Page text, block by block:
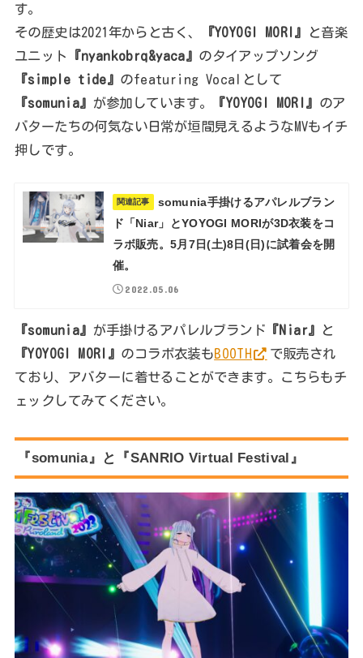
す。
その歴史は2021年からと古く、
『YOYOGI MORI』
と音楽
ユニット
『nyankobrq&yaca』 のタイアップソング
『simple tide』 のfeaturing Vocalとして
『somunia』 が参加しています。 『YOYOGI MORI』 のア
バターたちの何気ない日常が垣間見えるようなMVもイチ
押しです。
関連記事
somunia手掛けるアパレルブラン
ド「Niar」とYOYOGI MORIが3D衣装をコ
ラボ販売。5月7日(土)8日(日)に試着会を開
催。
2022.05.06
『somunia』 が手掛けるアパレルブランド 『Niar』
と
『YOYOGI MORI』 のコラボ衣装もBOOTH
で販売され
ており、アバターに着せることができます。こちらもチ
ェックしてみてください。
『somunia』と『SANRIO Virtual Festival』